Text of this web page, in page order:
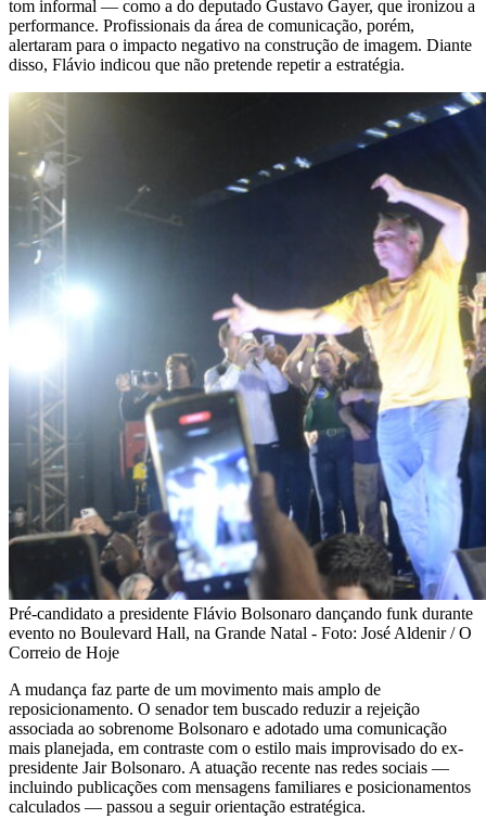
tom informal — como a do deputado Gustavo Gayer, que ironizou a
performance. Profissionais da área de comunicação, porém,
alertaram para o impacto negativo na construção de imagem. Diante
disso, Flávio indicou que não pretende repetir a estratégia.
Pré-candidato a presidente Flávio Bolsonaro dançando funk durante
evento no Boulevard Hall, na Grande Natal - Foto: José Aldenir / O
Correio de Hoje
A mudança faz parte de um movimento mais amplo de
reposicionamento. O senador tem buscado reduzir a rejeição
associada ao sobrenome Bolsonaro e adotado uma comunicação
mais planejada, em contraste com o estilo mais improvisado do ex-
presidente Jair Bolsonaro. A atuação recente nas redes sociais —
incluindo publicações com mensagens familiares e posicionamentos
calculados — passou a seguir orientação estratégica.